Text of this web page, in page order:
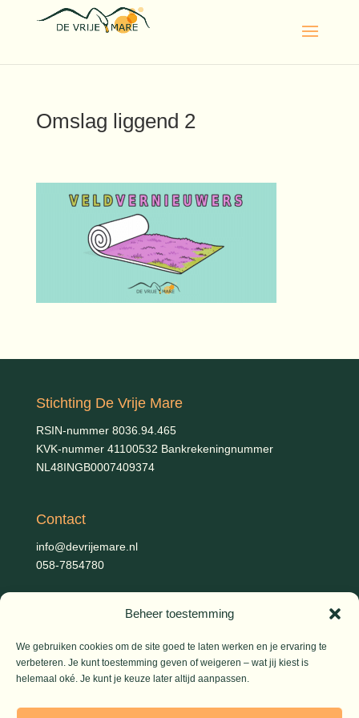
Beheer toestemming
We gebruiken cookies om de site goed te laten werken en je ervaring te
verbeteren. Je kunt toestemming geven of weigeren – wat jij kiest is
helemaal oké. Je kunt je keuze later altijd aanpassen.
Omslag liggend 2
Stichting De Vrije Mare
RSIN-nummer 8036.94.465
KVK-nummer 41100532 Bankrekeningnummer
NL48INGB0007409374
Contact
info@devrijemare.nl
058-7854780
Gerold Febis, Johanna Koelman, Ronald de Jong,Aart
Blom (artikelen), Iris Planting (Marieke)